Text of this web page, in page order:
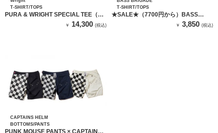
T-SHIRT/TOPS
PURA & WRIGHT SPECIAL TEE（ブ
￥ 14,300 (税込)
T-SHIRT/TOPS
★SALE★（7700円から）BASS
BRIGADE BL L/S TEE #2 - BLACK
￥ 3,850 (税込)
CAPTAINS HELM
BOTTOMS/PANTS
PUNK MOUSE PANTS × CAPTAINS